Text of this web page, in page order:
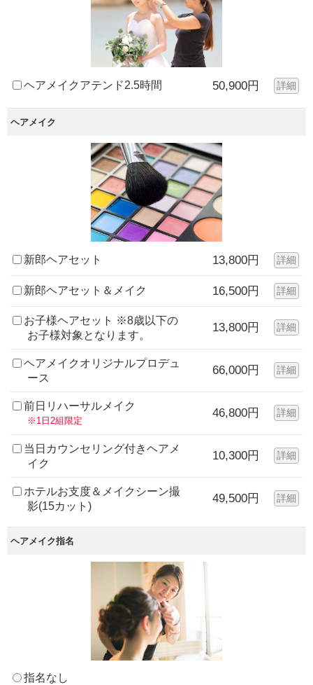
ヘアメイクアテンド2.5時間 50,900円 詳細
ヘアメイク
新郎ヘアセット 13,800円 詳細
新郎ヘアセット＆メイク 16,500円 詳細
お子様ヘアセット ※8歳以下の
お子様対象となります。
13,800円 詳細
ヘアメイクオリジナルプロデュ
ース
66,000円 詳細
前日リハーサルメイク
※1日2組限定
46,800円 詳細
当日カウンセリング付きヘアメ
イク
10,300円 詳細
ホテルお支度＆メイクシーン撮
影(15カット)
49,500円 詳細
ヘアメイク指名
指名なし